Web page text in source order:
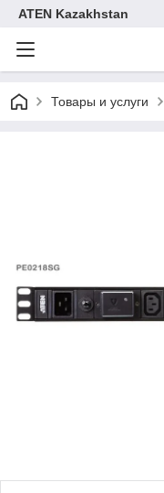
ATEN Kazakhstan
Товары и услуги